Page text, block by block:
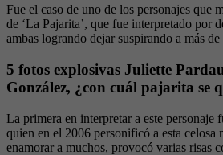
Fue el caso de uno de los personajes que
de ‘La Pajarita’, que fue interpretado por
ambas logrando dejar suspirando a más
5 fotos explosivas Juliette
González, ¿con cuál pajarita se
La primera en interpretar a este personaje
quien en el 2006 personificó a esta celosa
enamorar a muchos, provocó varias risas